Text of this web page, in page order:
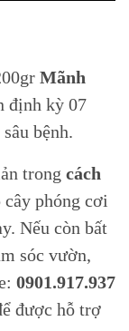
Mãnh
định kỳ 07
bệnh.
trong cách
cây phóng cơi
Nếu còn bất
sóc vườn,
0901.917.937
được hỗ trợ